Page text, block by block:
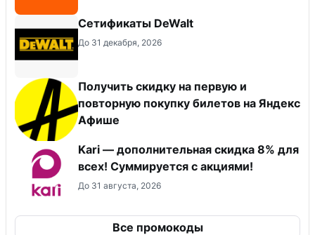
Сетификаты DeWalt
До 31 декабря, 2026
Получить скидку на первую и
повторную покупку билетов на Яндекс
Афише
Kari — дополнительная скидка 8% для
всех! Суммируется с акциями!
До 31 августа, 2026
Все промокоды